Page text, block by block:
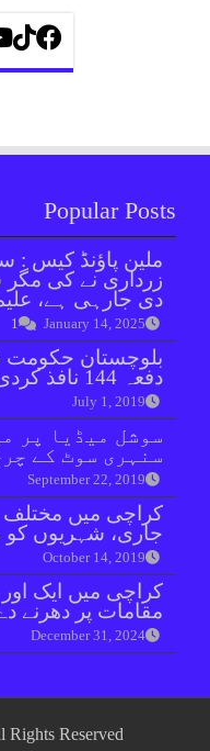
Popular Posts
ملین پاؤنڈ کیس
زرداری نے کی
دی جارہی ہے،
January 14, 2025
1
بلوچستان حکومت
دفعہ 144 نافذ کردی
July 1, 2019
سوشل میڈیا پر
سنہری سوٹ کے
September 22, 2019
کراچی میں مختلف
جاری، شہریوں کو
October 14, 2019
مقامات پر دھرنے
December 31, 2024
Reserved